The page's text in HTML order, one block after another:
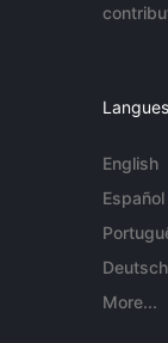
Langues
English
Español
Deutsch
More...